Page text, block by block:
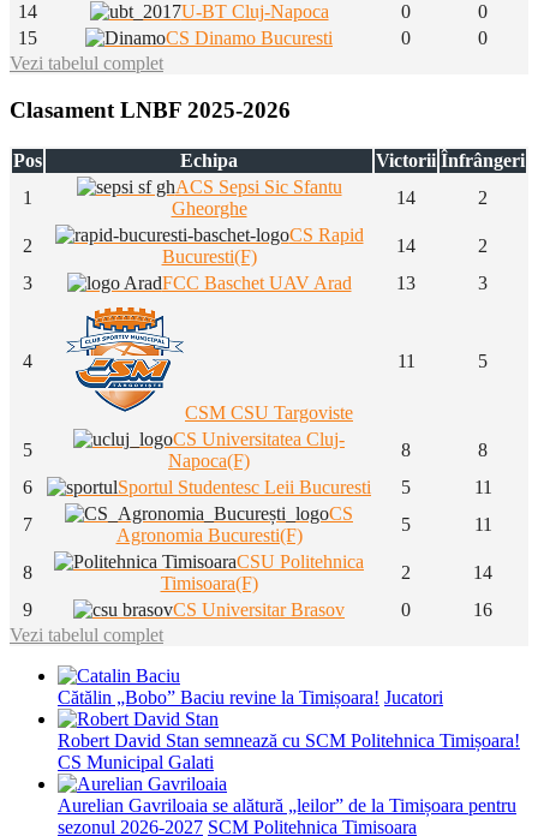
14
U-BT Cluj-Napoca 0
0
15
CS Dinamo Bucuresti 0
0
Vezi tabelul complet
Clasament LNBF 2025-2026
Pos Echipa Victorii Înfrângeri
1
ACS Sepsi Sic Sfantu
Gheorghe
14 2
2
CS Rapid
Bucuresti(F)
14
2
3
FCC Baschet UAV Arad 13 3
4
CSM CSU Targoviste
11 5
5
CS Universitatea Cluj-
Napoca(F)
8
8
6
Sportul Studentesc Leii Bucuresti 5
11
7
CS
Agronomia Bucuresti(F)
5 11
8
CSU Politehnica
Timisoara(F)
2
14
9
CS Universitar Brasov 0
16
Vezi tabelul complet
Cătălin „Bobo” Baciu revine la Timișoara! Jucatori
Robert David Stan semnează cu SCM Politehnica Timișoara!
CS Municipal Galati
Aurelian Gavriloaia se alătură „leilor” de la Timișoara pentru
sezonul 2026-2027 SCM Politehnica Timisoara